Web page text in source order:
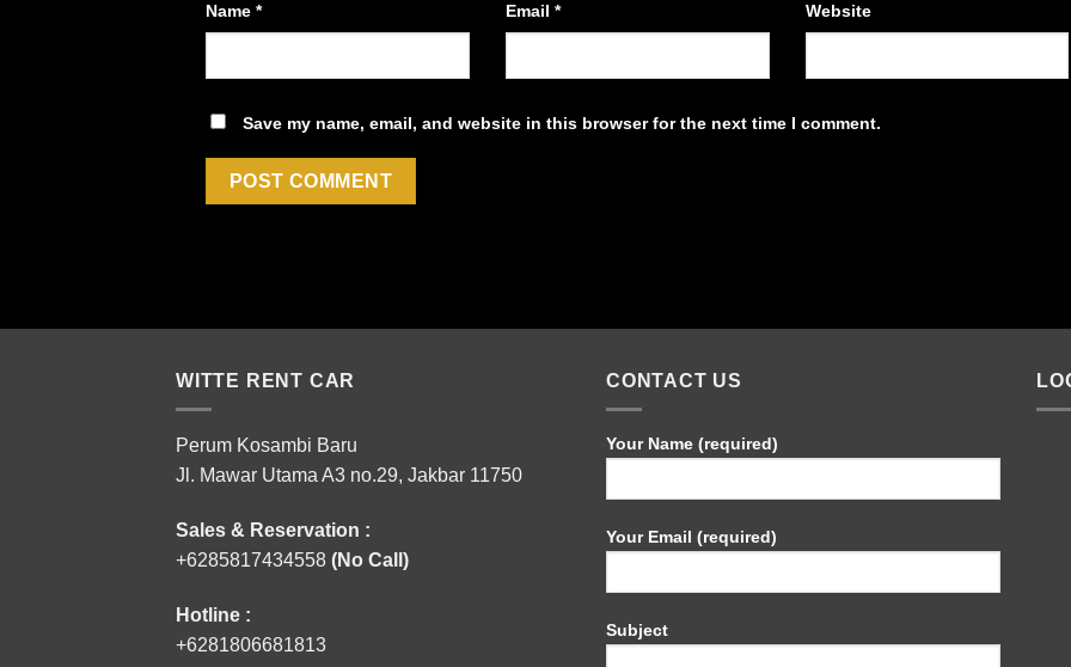
Name * Email * Website
Save my name, email, and website in this browser for the next time I comment.
WITTE RENT CAR
Perum Kosambi Baru
Jl. Mawar Utama A3 no.29, Jakbar 11750
Sales & Reservation :
+6285817434558 (No Call)
Hotline :
+6281806681813
CONTACT US
Your Name (required)
Your Email (required)
Subject